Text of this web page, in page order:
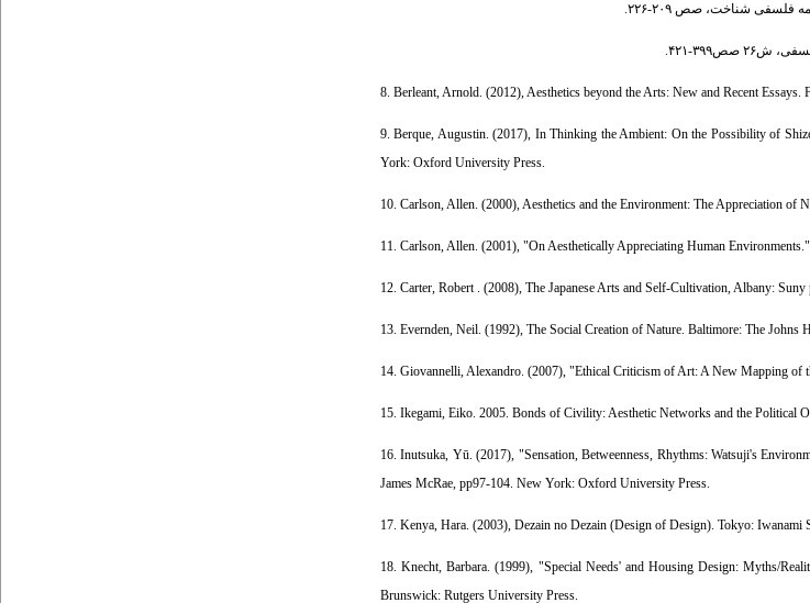
8. Berleant, Arnold. (2012), Aesthetics beyond the Arts: New and Recent Essays.
9. Berque, Augustin. (2017), In Thinking the Ambient: On the Possibility of
York: Oxford University Press.
10. Carlson, Allen. (2000), Aesthetics and the Environment: The Appreciation of
11. Carlson, Allen. (2001), "On Aesthetically Appreciating Human
12. Carter, Robert . (2008), The Japanese Arts and Self-Cultivation, Albany: Suny
13. Evernden, Neil. (1992), The Social Creation of Nature. Baltimore: The Johns
14. Giovannelli, Alexandro. (2007), "Ethical Criticism of Art: A New Mapping of
15. Ikegami, Eiko. 2005. Bonds of Civility: Aesthetic Networks and the Political
16. Inutsuka, Yū. (2017), "Sensation, Betweenness, Rhythms: Watsuji's
James McRae, pp97-104. New York: Oxford University Press.
17. Kenya, Hara. (2003), Dezain no Dezain (Design of Design). Tokyo: Iwanami
18. Knecht, Barbara. (1999), "Special Needs' and Housing Design: Myths/
Brunswick: Rutgers University Press.